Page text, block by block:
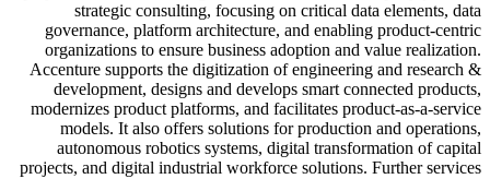
strategic consulting, focusing on critical data elements, data
governance, platform architecture, and enabling product-centric
organizations to ensure business adoption and value realization.
Accenture supports the digitization of engineering and research &
development, designs and develops smart connected products,
modernizes product platforms, and facilitates product-as-a-service
models. It also offers solutions for production and operations,
autonomous robotics systems, digital transformation of capital
projects, and digital industrial workforce solutions. Further services